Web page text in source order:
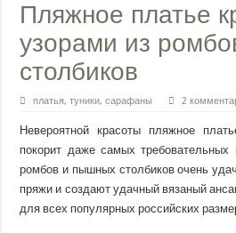
Пляжное платье
узорами из
столбиков
платья, туники, сарафаны 2
Невероятной красоты пляжное
покорит даже самых
ромбов и пышных столбиков очень
пряжи и создают удачный вязаный
для всех популярных российских